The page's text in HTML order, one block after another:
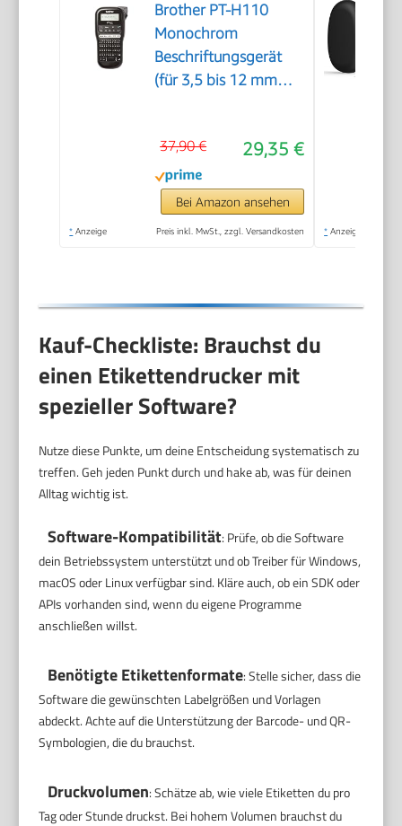
Brother PT-H110
Monochrom
Beschriftungsgerät
(für 3,5 bis 12 mm
20 mm/Sek.
Druckgeschwindigkeit)
29,35 €
37,90 €
Bei Amazon ansehen
* Anzeige Preis inkl. MwSt., zzgl. Versandkosten * Anzeige
Kauf-Checkliste: Brauchst du
einen Etikettendrucker mit
spezieller Software?
Nutze diese Punkte, um deine Entscheidung systematisch zu
treffen. Geh jeden Punkt durch und hake ab, was für deinen
Alltag wichtig ist.
Software-Kompatibilität: Prüfe, ob die Software
dein Betriebssystem unterstützt und ob Treiber für Windows,
macOS oder Linux verfügbar sind. Kläre auch, ob ein SDK oder
APIs vorhanden sind, wenn du eigene Programme
anschließen willst.
Benötigte Etikettenformate: Stelle sicher, dass die
Software die gewünschten Labelgrößen und Vorlagen
abdeckt. Achte auf die Unterstützung der Barcode- und QR-
Symbologien, die du brauchst.
Druckvolumen: Schätze ab, wie viele Etiketten du pro
Tag oder Stunde druckst. Bei hohem Volumen brauchst du